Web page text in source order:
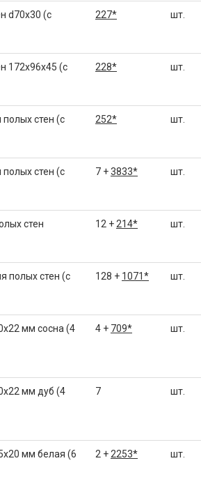
d70x30 (с
227* шт.
172x96x45 (с
228* шт.
стен (с
252* шт.
стен (с
7 +3833* шт.
стен
12 + 214* шт.
полых стен (с
128 + 1071* шт.
мм сосна (4
4 + 709* шт.
мм дуб (4
7 шт.
мм белая (6
2 + 2253* шт.